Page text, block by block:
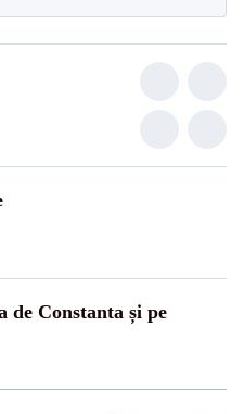
de Constanta și pe